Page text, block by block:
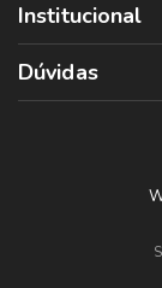
Institucional
Dúvidas